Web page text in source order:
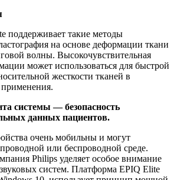
поддерживает такие методы
на основе деформации ткани
волны. Высокочувствительная
может использоваться для быстрой
жесткости тканей в
применения.
системы — безопасность
данных пациентов.
очень мобильны и могут
или беспроводной среде.
Philips уделяет особое внимание
систем. Платформа EPIQ Elite